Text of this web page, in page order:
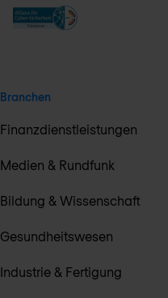
Branchen
Finanzdienstleistungen
Medien & Rundfunk
Bildung & Wissenschaft
Gesundheitswesen
Industrie & Fertigung